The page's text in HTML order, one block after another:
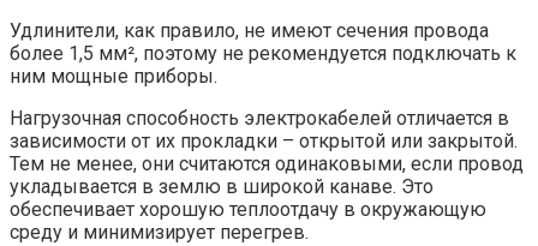
Удлинители, как правило, не имеют сечения провода
более 1,5 мм², поэтому не рекомендуется подключать к
ним мощные приборы.
Нагрузочная способность электрокабелей отличается в
зависимости от их прокладки – открытой или закрытой.
Тем не менее, они считаются одинаковыми, если провод
укладывается в землю в широкой канаве. Это
обеспечивает хорошую теплоотдачу в окружающую
среду и минимизирует перегрев.